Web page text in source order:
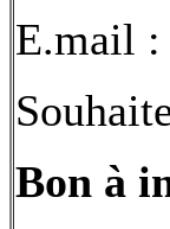
E.mail
Bon à